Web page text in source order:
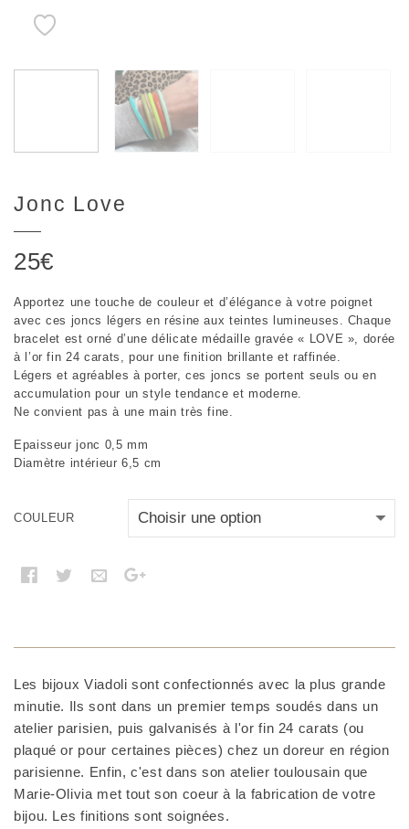
Jonc Love
25€
Apportez une touche de couleur et d’élégance à votre poignet
avec ces joncs légers en résine aux teintes lumineuses. Chaque
bracelet est orné d’une délicate médaille gravée « LOVE », dorée
à l’or fin 24 carats, pour une finition brillante et raffinée.
Légers et agréables à porter, ces joncs se portent seuls ou en
accumulation pour un style tendance et moderne.
Ne convient pas à une main très fine.
Epaisseur jonc 0,5 mm
Diamètre intérieur 6,5 cm
COULEUR
Les bijoux Viadoli sont confectionnés avec la plus grande
minutie. Ils sont dans un premier temps soudés dans un
atelier parisien, puis galvanisés à l'or fin 24 carats (ou
plaqué or pour certaines pièces) chez un doreur en région
parisienne. Enfin, c'est dans son atelier toulousain que
Marie-Olivia met tout son coeur à la fabrication de votre
bijou. Les finitions sont soignées.